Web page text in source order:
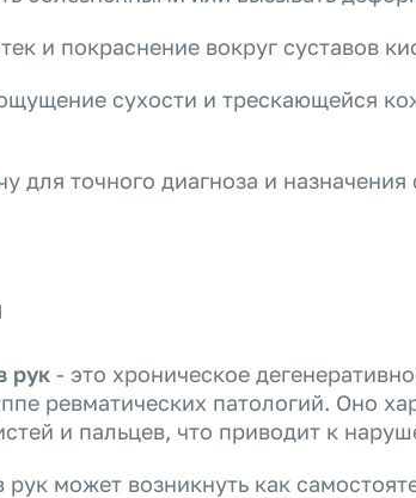
и покраснение вокруг суставов
сухости и трескающейся
для точного диагноза и
рук - это хроническое
ревматических патологий. Оно
и пальцев, что приводит к
рук может возникнуть как